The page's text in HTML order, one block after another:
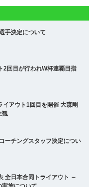
手決定について
2回目が行われW杯連覇目指
アウト1回目を開催 大森剛
観
ーチングスタッフ決定につい
全日本合同トライアウト ～